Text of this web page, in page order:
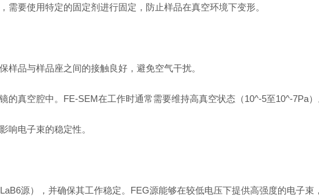
需要使用特定的固定剂进行固定，防止样品在真空环境下变形。
样品与样品座之间的接触良好，避免空气干扰。
的真空腔中。FE-SEM在工作时通常需要维持高真空状态（10^-5至10^-7Pa
响电子束的稳定性。
源），并确保其工作稳定。FEG源能够在较低电压下提供高强度的电子束